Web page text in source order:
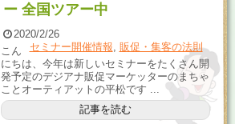
ー 全国ツアー中
2020/2/26
セミナー開催情報 販促・集客の法則
こん
にちは、今年は新しいセミナーをたくさん開
発予定のデジアナ販促マーケッターのまちゃ
ことオーティアットの平松です ...
記事を読む